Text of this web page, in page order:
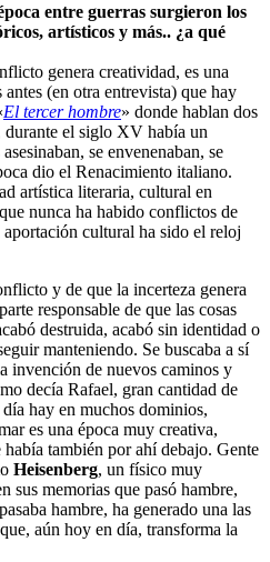
entre guerras surgieron los
artísticos y más.. ¿a qué
genera creatividad, es una
(en otra entrevista) que hay
El tercer hombre» donde hablan dos
durante el siglo XV había un
se envenenaban, se
dio el Renacimiento italiano.
artística literaria, cultural en
nunca ha habido conflictos de
cultural ha sido el reloj
y de que la incerteza genera
responsable de que las cosas
destruida, acabó sin identidad o
manteniendo. Se buscaba a sí
invención de nuevos caminos y
decía Rafael, gran cantidad de
hay en muchos dominios,
es una época muy creativa,
también por ahí debajo. Gente
Heisenberg, un físico muy
sus memorias que pasó hambre,
hambre, ha generado una las
aún hoy en día, transforma la